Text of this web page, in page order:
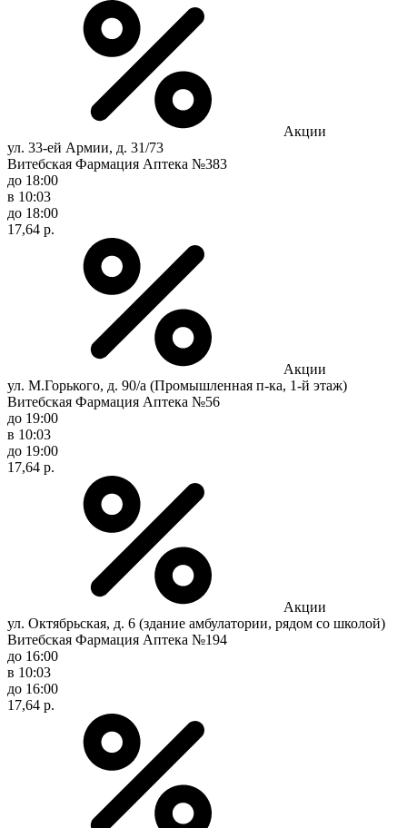
Акции
ул. 33-ей Армии, д. 31/73
Витебская Фармация Аптека №383
до 18:00
в 10:03
до 18:00
17,64 р.
Акции
ул. М.Горького, д. 90/а (Промышленная п-ка, 1-й этаж)
Витебская Фармация Аптека №56
до 19:00
в 10:03
до 19:00
17,64 р.
Акции
ул. Октябрьская, д. 6 (здание амбулатории, рядом со школой)
Витебская Фармация Аптека №194
до 16:00
в 10:03
до 16:00
17,64 р.